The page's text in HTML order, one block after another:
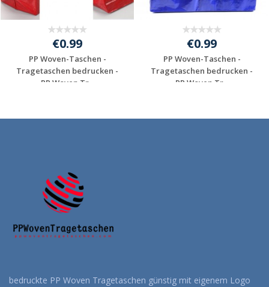
€0.99
PP Woven-Taschen -
Tragetaschen bedrucken -
PP Woven Tr...
€0.99
PP Woven-Taschen -
Tragetaschen bedrucken -
PP Woven Tr...
bedruckte PP Woven Tragetaschen günstig mit eigenem Logo